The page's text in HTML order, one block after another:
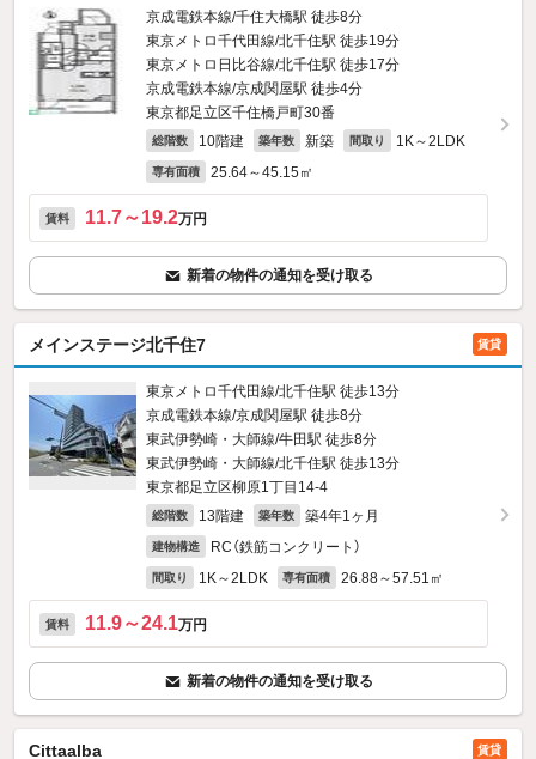
京成電鉄本線/千住大橋駅 徒歩8分
東京メトロ千代田線/北千住駅 徒歩19分
東京メトロ日比谷線/北千住駅 徒歩17分
京成電鉄本線/京成関屋駅 徒歩4分
東京都足立区千住橋戸町30番
総階数 10階建 築年数 新築 間取り 1K～2LDK
専有面積 25.64～45.15㎡
賃料 11.7～19.2万円
新着の物件の通知を受け取る
メインステージ北千住7 賃貸
東京メトロ千代田線/北千住駅 徒歩13分
京成電鉄本線/京成関屋駅 徒歩8分
東武伊勢崎・大師線/牛田駅 徒歩8分
東武伊勢崎・大師線/北千住駅 徒歩13分
東京都足立区柳原1丁目14-4
総階数 13階建 築年数 築4年1ヶ月
建物構造 RC（鉄筋コンクリート）
間取り 1K～2LDK 専有面積 26.88～57.51㎡
賃料 11.9～24.1万円
新着の物件の通知を受け取る
Cittaalba 賃貸